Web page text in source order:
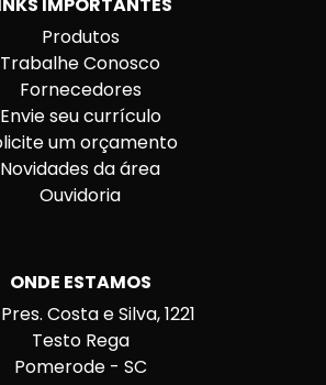
IMPORTANTES
Produtos
Trabalhe Conosco
Fornecedores
Envie seu currículo
um orçamento
Novidades da área
Ouvidoria
ONDE ESTAMOS
Costa e Silva, 1221
Testo Rega
Pomerode - SC